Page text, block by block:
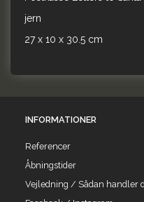
jern
27 x 10 x 30.5 cm
INFORMATIONER
Referencer
Åbningstider
Vejledning / Sådan handler